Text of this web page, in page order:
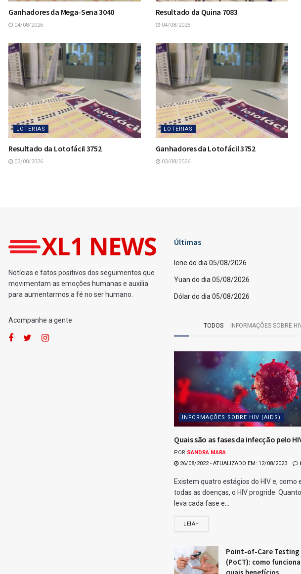
Ganhadores da Mega-Sena 3040
04/08/2026
Resultado da Quina 7083
04/08/2026
LOTERIAS
Resultado da Lotofácil 3752
03/08/2026
LOTERIAS
Ganhadores da Lotofácil 3752
03/08/2026
Notícias e fatos positivos dos seguimentos que
movimentam as emoções humanas e auxilia
para aumentarmos a fé no ser humano.
Acompanhe a gente
Últimas
Iene do dia 05/08/2026
Yuan do dia 05/08/2026
Dólar do dia 05/08/2026
TODOS INFORMAÇÕES SOBRE
INFORMAÇÕES SOBRE HIV (AIDS)
Quais são as fases da infecção pelo
POR SANDRA MARA
26/08/2022 - ATUALIZADO EM: 12/08/2023
Existem quatro estágios do HIV e, como
todas as doenças, o HIV progride.
leva cada fase e...
LEIA+
Point-of-Care Testing
(PoCT): como